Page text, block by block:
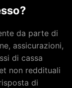
da parte di
assicurazioni,
di cassa
non reddituali
di